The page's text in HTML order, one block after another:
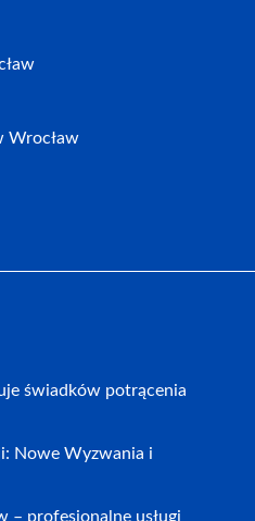
Wrocław
świadków potrącenia
Nowe Wyzwania i
– profesjonalne usługi